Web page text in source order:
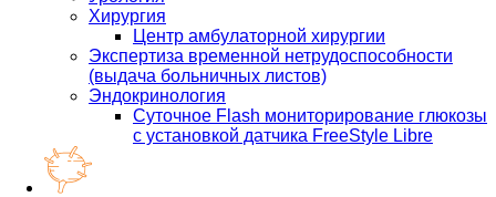
Хирургия
Центр амбулаторной хирургии
Экспертиза временной нетрудоспособности
(выдача больничных листов)
Эндокринология
Суточное Flash мониторирование глюкозы
с установкой датчика FreeStyle Libre